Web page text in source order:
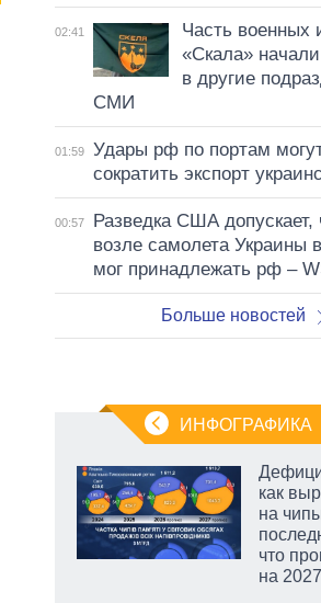
02:41
Часть военных
«Скала»
в другие
СМИ
01:59
Удары рф по портам
сократить экспорт
00:57
Разведка США допускает,
возле самолета Украины
мог принадлежать рф –
Больше новостей
ИНФОГРАФИКА
как
на
что
на